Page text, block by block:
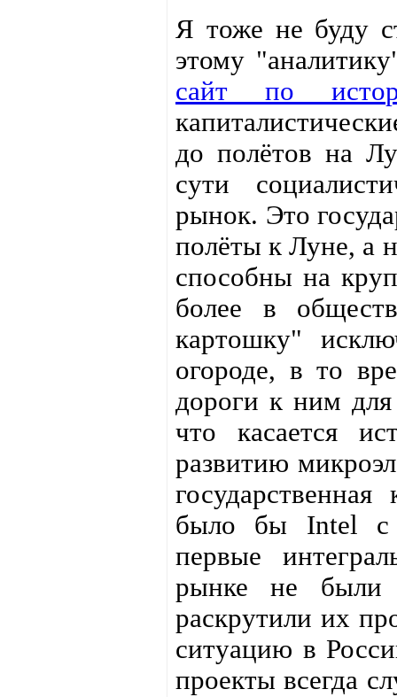
Я тоже не буду
этому
сайт по
до полётов на
сути
рынок. Это
полёты к Луне, а
способны на
более в
картошку"
огороде, в то
дороги к ним для
что касается
развитию
было бы Intel c
первые
рынке не были
раскрутили их
ситуацию в
проекты всегда